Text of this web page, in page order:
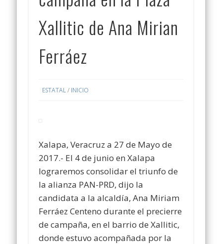
Xallitic de Ana Mirian
Ferráez
ESTATAL/ INICIO
Xalapa, Veracruz a 27 de Mayo de
2017.- El 4 de junio en Xalapa
lograremos consolidar el triunfo de
la alianza PAN-PRD, dijo la
candidata a la alcaldía, Ana Miriam
Ferráez Centeno durante el precierre
de campaña, en el barrio de Xallitic,
donde estuvo acompañada por la